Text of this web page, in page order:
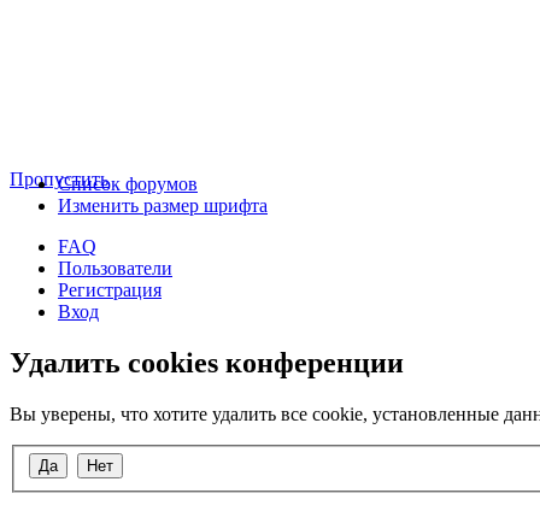
ПропуститьСписок форумов
Изменить размер шрифта
FAQ
Пользователи
Регистрация
Вход
Удалить cookies конференции
Вы уверены, что хотите удалить все cookie, установленные